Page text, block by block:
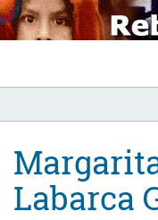
Skip
to
content
Labarca